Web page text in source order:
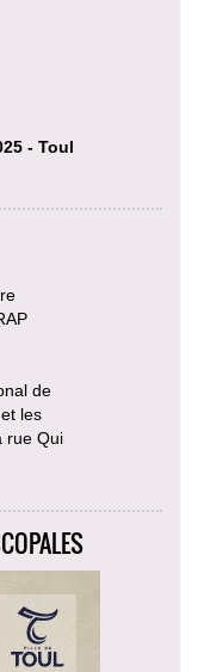
- Toul
de
les
rue Qui